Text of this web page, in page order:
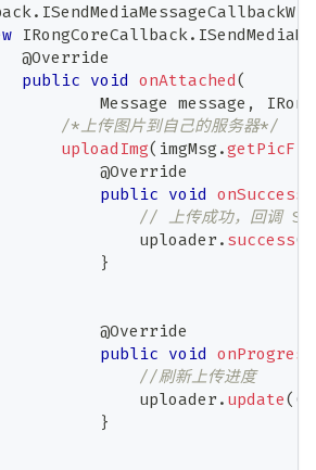
.
IRongCoreCallback.
@Override
public void onAttached(
Message message ,
/*上传图片到自己的服务器*/
uploadImg( imgMsg .
@Override
public void onSuccess
// 上传成功，回调
uploader
. success(
}
@Override
public void onProgress
//刷新上传进度
uploader
. update( (
}